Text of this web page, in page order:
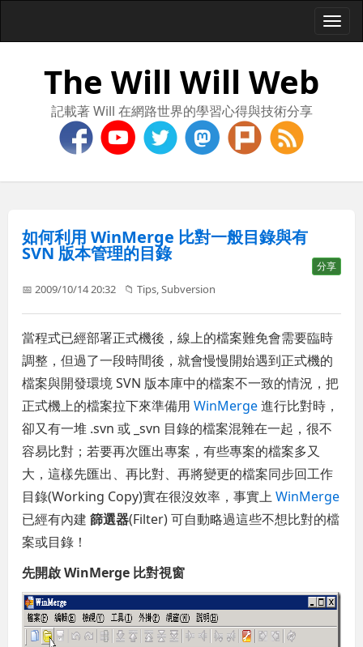
The Will Will Web
記載著 Will 在網路世界的學習心得與技術分享
如何利用 WinMerge 比對一般目錄與有
SVN 版本管理的目錄
分享
📅 2009/10/14 20:32 📁Tips ,Subversion
當程式已經部署正式機後，線上的檔案難免會需要臨時
調整，但過了一段時間後，就會慢慢開始遇到正式機的
檔案與開發環境 SVN 版本庫中的檔案不一致的情況，把
正式機上的檔案拉下來準備用WinMerge進行比對時，
卻又有一堆 .svn 或 _svn 目錄的檔案混雜在一起，很不
容易比對；若要再次匯出專案，有些專案的檔案多又
大，這樣先匯出、再比對、再將變更的檔案同步回工作
目錄(Working Copy)實在很沒效率，事實上WinMerge
已經有內建篩選器(Filter) 可自動略過這些不想比對的檔
案或目錄！
先開啟 WinMerge 比對視窗